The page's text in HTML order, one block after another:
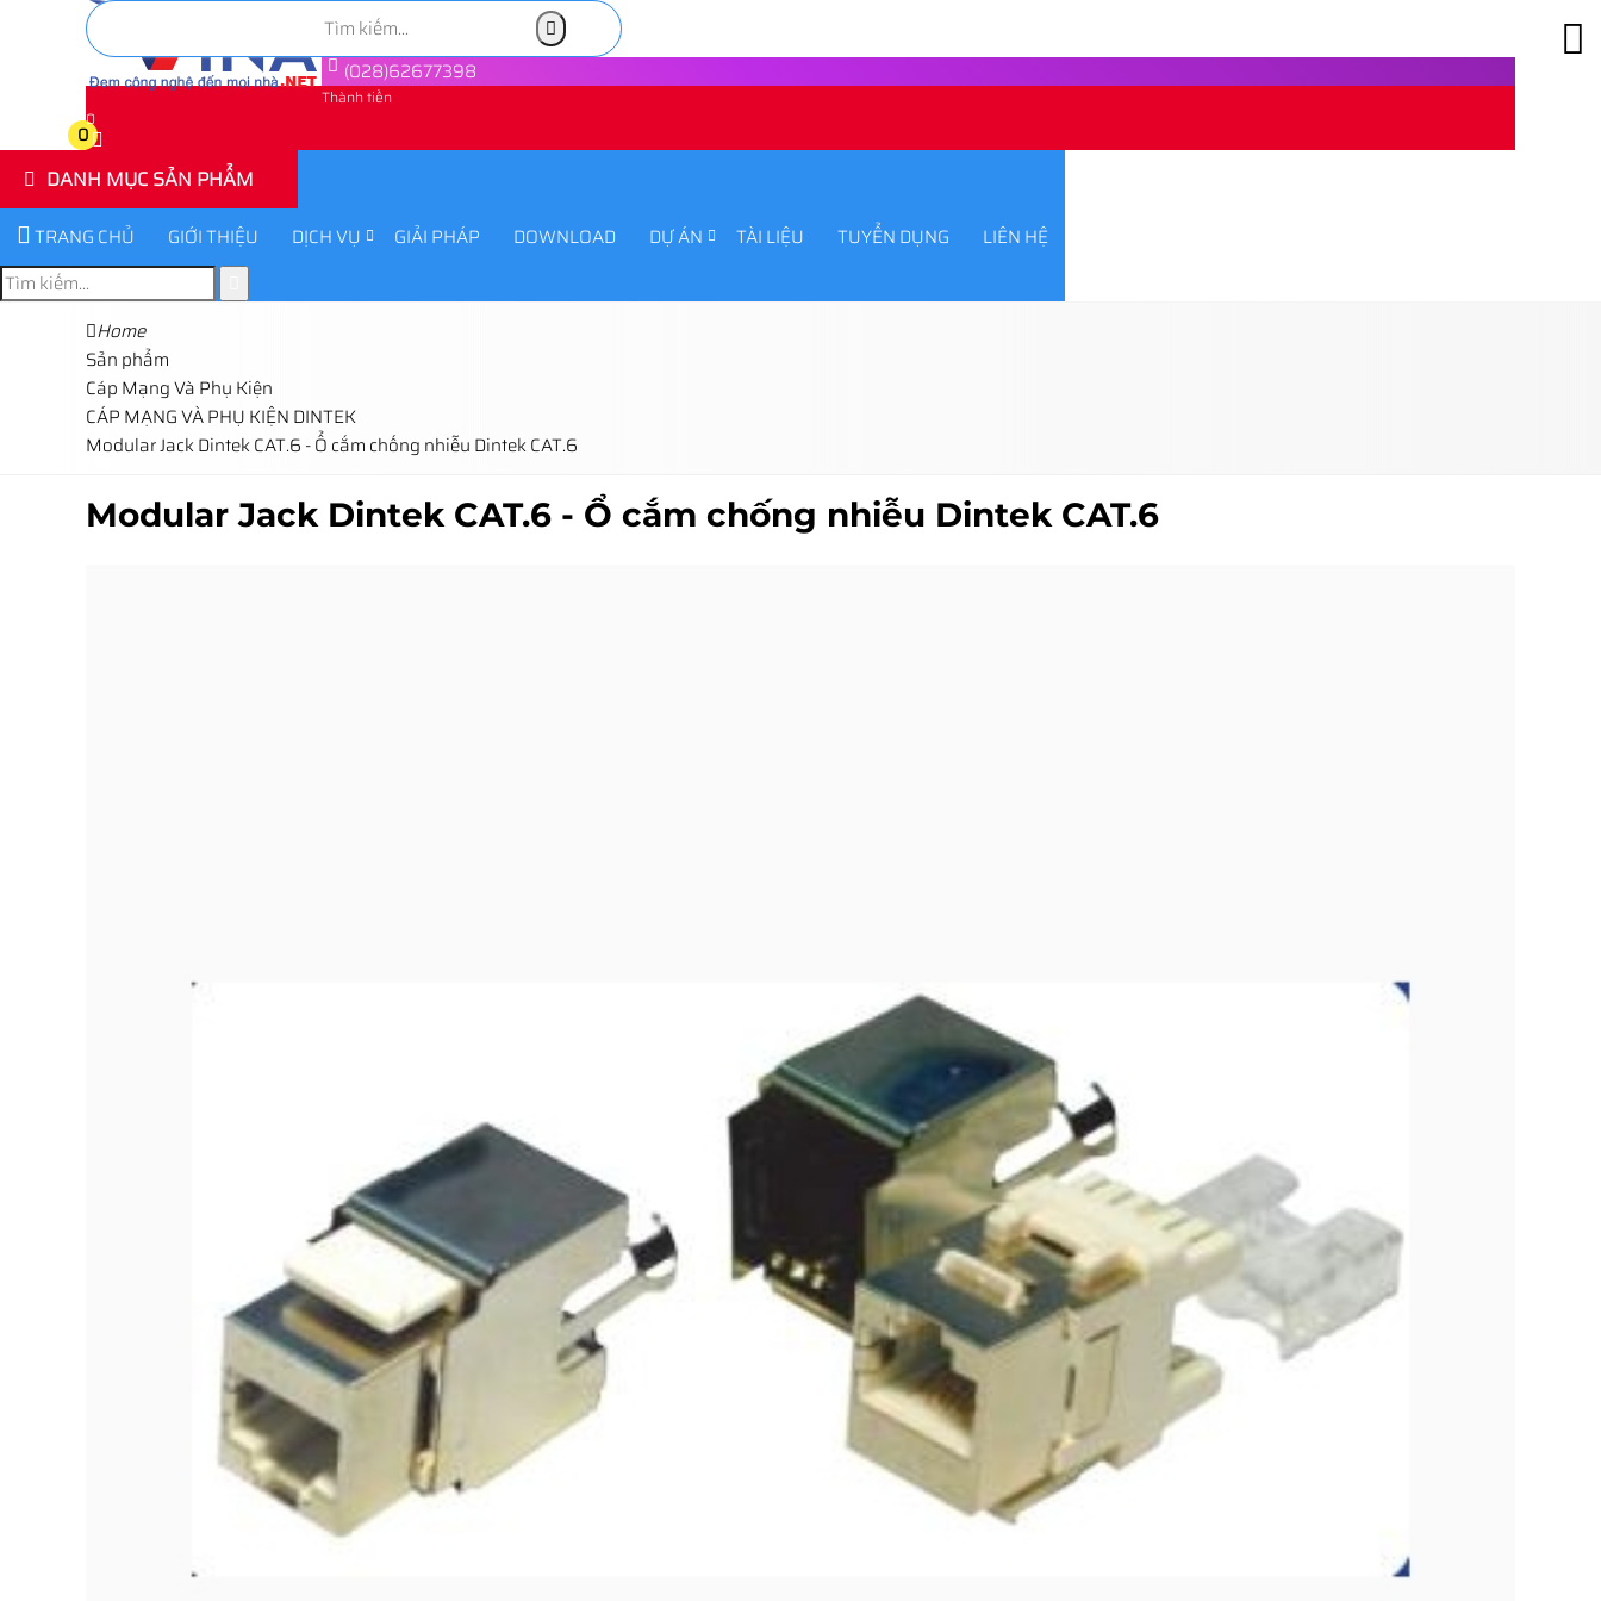
(028)62677398
Thành tiền
0
0
DANH MỤC SẢN PHẨM
TRANG CHỦ GIỚI THIỆU DỊCH VỤ GIẢI PHÁP DOWNLOAD DỰ ÁN TÀI LIỆU TUYỂN DỤNG LIÊN HỆ
Home
Sản phẩm
Cáp Mạng Và Phụ Kiện
CÁP MẠNG VÀ PHỤ KIỆN DINTEK
Modular Jack Dintek CAT.6 - Ổ cắm chống nhiễu Dintek CAT.6
Modular Jack Dintek CAT.6 - Ổ cắm chống nhiễu Dintek CAT.6